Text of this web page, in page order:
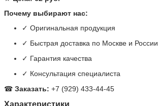
Почему выбирают нас:
✓ Оригинальная продукция
✓ Быстрая доставка по Москве и России
✓ Гарантия качества
✓ Консультация специалиста
☎Заказать: +7 (929) 433-44-45
Характеристики